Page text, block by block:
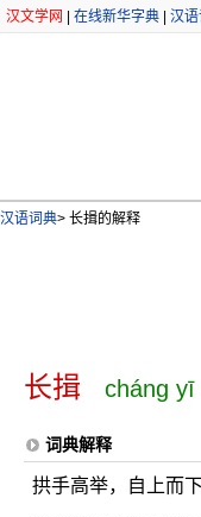
汉文学网 在线新华字典 汉
汉语词典> 长揖的解释
长揖 cháng yī
词典解释
拱手高举，自上而